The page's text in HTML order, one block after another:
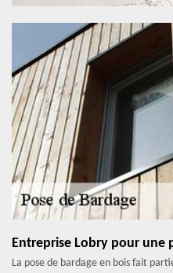
Entreprise Lobry pour une
La pose de bardage en bois fait